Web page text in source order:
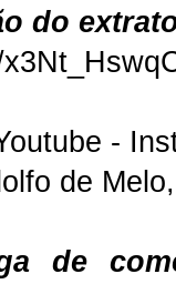
do
-
de
de